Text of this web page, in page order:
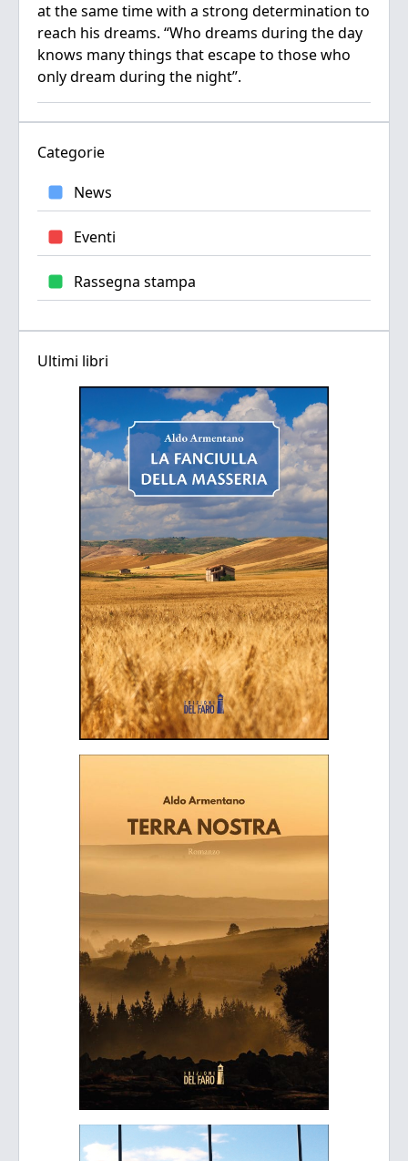
at the same time with a strong determination to
reach his dreams. “Who dreams during the day
knows many things that escape to those who
only dream during the night”.
Categorie
News
Eventi
Rassegna stampa
Ultimi libri